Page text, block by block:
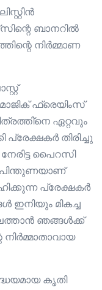
ബാനറിൽ
നിർമ്മാണ
ഫ്രെയിംസ്
ഏറ്റവും
തിരിച്ചു
പൈറസി
പിന്തുണയാണ്
പ്രേക്ഷകർ
ഇനിയും മികച്ച
ഞങ്ങൾക്ക്
കൃതി